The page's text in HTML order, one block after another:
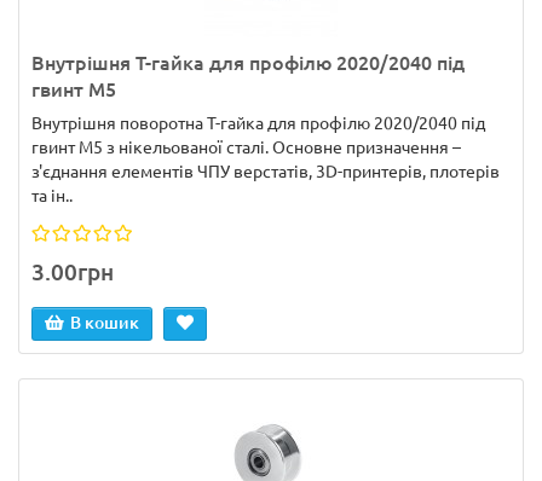
Внутрішня Т-гайка для профілю 2020/2040 під
гвинт М5
Внутрішня поворотна Т-гайка для профілю 2020/2040 під
гвинт М5 з нікельованої сталі. Основне призначення –
з'єднання елементів ЧПУ верстатів, 3D-принтерів, плотерів
та ін..
3.00грн
В кошик